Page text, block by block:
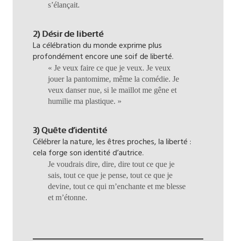
s’élançait.
2) Désir de liberté
La célébration du monde exprime plus
profondément encore une soif de liberté.
« Je veux faire ce que je veux. Je veux
jouer la pantomime, même la comédie. Je
veux danser nue, si le maillot me gêne et
humilie ma plastique. »
3) Quête d’identité
Célébrer la nature, les êtres proches, la liberté :
cela forge son identité d’autrice.
Je voudrais dire, dire, dire tout ce que je
sais, tout ce que je pense, tout ce que je
devine, tout ce qui m’enchante et me blesse
et m’étonne.